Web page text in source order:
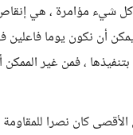
شيء مؤامرة ، هي
أن نكون يوما
، فمن غير
كان نصرا